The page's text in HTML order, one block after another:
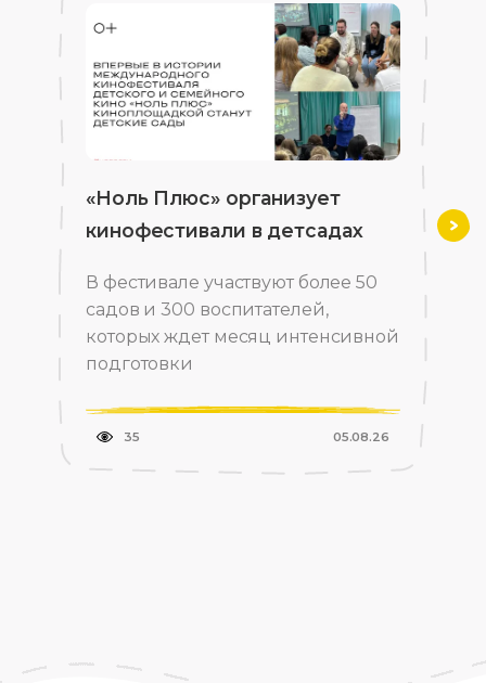
«Ноль Плюс» организует
кинофестивали в детсадах
В фестивале участвуют более 50
садов и 300 воспитателей,
которых ждет месяц интенсивной
подготовки
35 05.08.26